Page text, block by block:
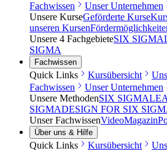
Fachwissen
Unser Unternehmen
Unsere KurseGeförderte Kurse
unseren Kursen
Unsere 4 FachgebieteSIX SIGMA
SIGMA
Fachwissen
Quick Links Kursübersicht
Fachwissen
Unser Unternehmen
Unsere MethodenSIX SIGMA
SIGMADESIGN FOR SIX
Unser FachwissenVideoMagazin
Über uns & Hilfe
Quick Links Kursübersicht